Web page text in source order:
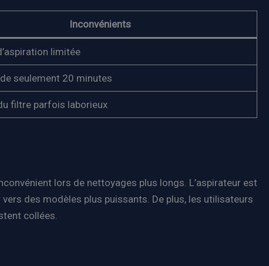
Inconvénients
limitée
seulement 20 minutes
filtre parfois laborieux
lors de nettoyages plus longs. L’aspirateur est
des modèles plus puissants. De plus, les utilisateurs
collées.